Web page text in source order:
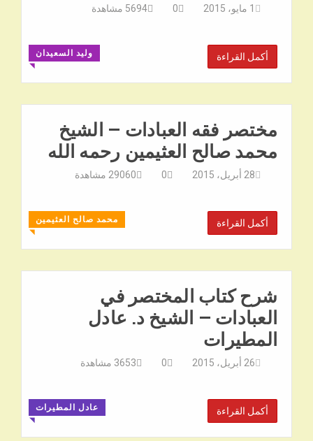
1 مايو، 2015 0
5694 مشاهدة
وليد السعيدان
◥
أكمل القراءة
مختصر فقه العبادات – الشيخ
محمد صالح العثيمين رحمه الله
28 أبريل، 2015 0
29060 مشاهدة
محمد صالح العثيمين
◥
أكمل القراءة
شرح كتاب المختصر في
العبادات – الشيخ د. عادل
المطيرات
26 أبريل، 2015 0
3653 مشاهدة
عادل المطيرات
◥
أكمل القراءة